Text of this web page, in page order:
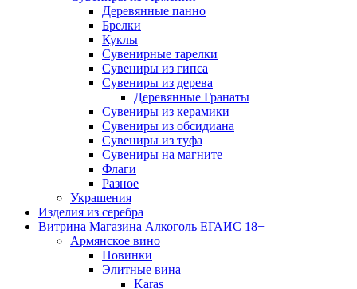
Деревянные панно
Брелки
Куклы
Сувенирные тарелки
Сувениры из гипса
Сувениры из дерева
Деревянные Гранаты
Сувениры из керамики
Сувениры из обсидиана
Сувениры из туфа
Сувениры на магните
Флаги
Разное
Украшения
Изделия из серебра
Витрина Магазина Алкоголь ЕГАИС 18+
Армянское вино
Новинки
Элитные вина
Karas